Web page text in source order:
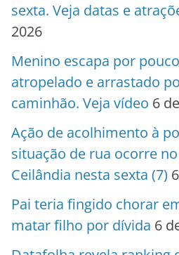
sexta. Veja datas e
2026
Menino escapa por
atropelado e arrastado
caminhão. Veja vídeo 6
Ação de acolhimento à
situação de rua ocorre
Ceilândia nesta sexta (7)
Pai teria fingido chorar
matar filho por dívida 6